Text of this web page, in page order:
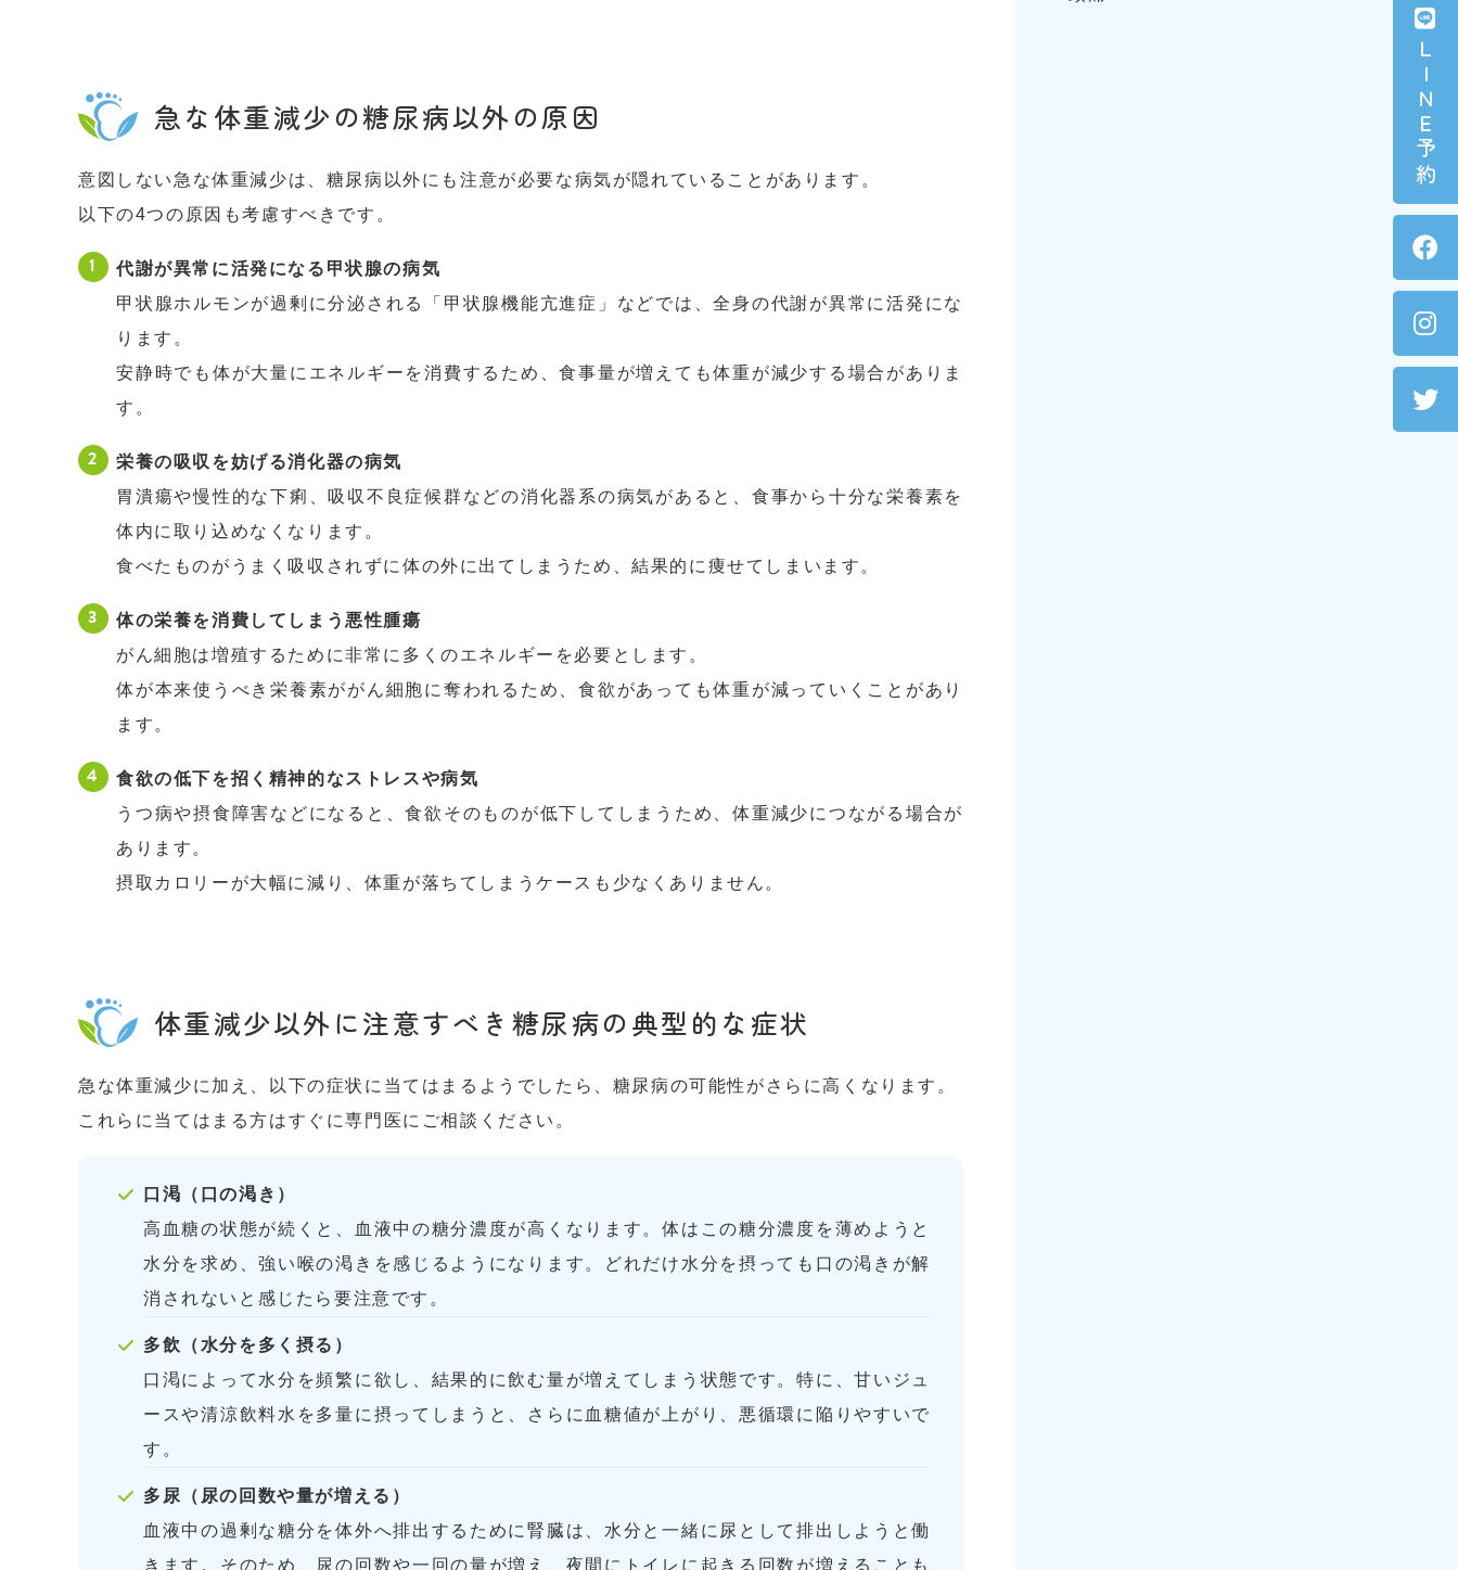
ＬＩＮＥ予約
急な体重減少の糖尿病以外の原因
意図しない急な体重減少は、糖尿病以外にも注意が必要な病気が隠れていることがあります。
以下の4つの原因も考慮すべきです。
代謝が異常に活発になる甲状腺の病気
甲状腺ホルモンが過剰に分泌される「甲状腺機能亢進症」などでは、全身の代謝が異常に活発にな
ります。
安静時でも体が大量にエネルギーを消費するため、食事量が増えても体重が減少する場合がありま
す。
栄養の吸収を妨げる消化器の病気
胃潰瘍や慢性的な下痢、吸収不良症候群などの消化器系の病気があると、食事から十分な栄養素を
体内に取り込めなくなります。
食べたものがうまく吸収されずに体の外に出てしまうため、結果的に痩せてしまいます。
体の栄養を消費してしまう悪性腫瘍
がん細胞は増殖するために非常に多くのエネルギーを必要とします。
体が本来使うべき栄養素ががん細胞に奪われるため、食欲があっても体重が減っていくことがあり
ます。
食欲の低下を招く精神的なストレスや病気
うつ病や摂食障害などになると、食欲そのものが低下してしまうため、体重減少につながる場合が
あります。
摂取カロリーが大幅に減り、体重が落ちてしまうケースも少なくありません。
体重減少以外に注意すべき糖尿病の典型的な症状
急な体重減少に加え、以下の症状に当てはまるようでしたら、糖尿病の可能性がさらに高くなります。
これらに当てはまる方はすぐに専門医にご相談ください。
口渇（口の渇き）
高血糖の状態が続くと、血液中の糖分濃度が高くなります。体はこの糖分濃度を薄めようと
水分を求め、強い喉の渇きを感じるようになります。どれだけ水分を摂っても口の渇きが解
消されないと感じたら要注意です。
多飲（水分を多く摂る）
口渇によって水分を頻繁に欲し、結果的に飲む量が増えてしまう状態です。特に、甘いジュ
ースや清涼飲料水を多量に摂ってしまうと、さらに血糖値が上がり、悪循環に陥りやすいで
す。
多尿（尿の回数や量が増える）
血液中の過剰な糖分を体外へ排出するために腎臓は、水分と一緒に尿として排出しようと働
きます。そのため、尿の回数や一回の量が増え、夜間にトイレに起きる回数が増えることも